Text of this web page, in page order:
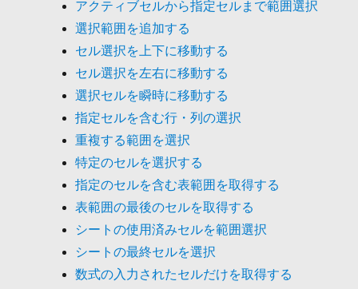
アクティブセルから指定セルまで範囲選択
選択範囲を追加する
セル選択を上下に移動する
セル選択を左右に移動する
選択セルを瞬時に移動する
指定セルを含む行・列の選択
重複する範囲を選択
特定のセルを選択する
指定のセルを含む表範囲を取得する
表範囲の最後のセルを取得する
シートの使用済みセルを範囲選択
シートの最終セルを選択
数式の入力されたセルだけを取得する